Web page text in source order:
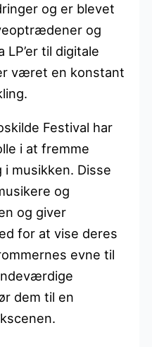
og er blevet
og
til digitale
været en konstant
Festival har
i at fremme
musikken. Disse
og
og giver
for at vise deres
evne til
dem til en